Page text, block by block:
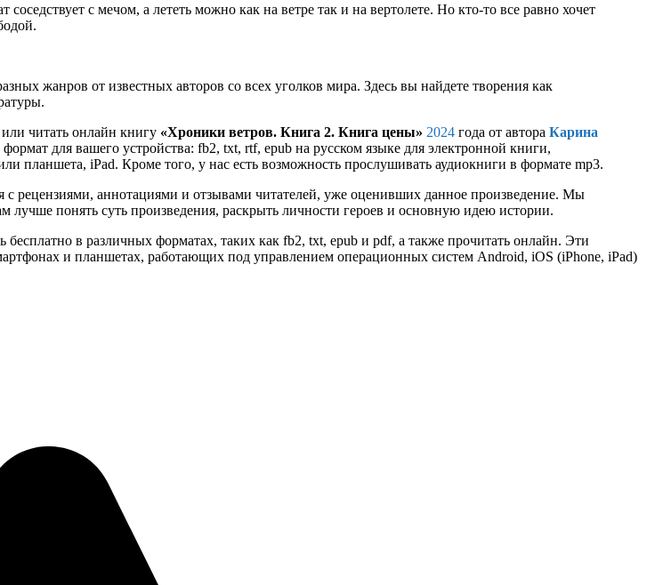
с мечом, а лететь можно как на ветре так и на вертолете. Но кто-то все равно хочет
жанров от известных авторов со всех уголков мира. Здесь вы найдете творения как
читать онлайн книгу «Хроники ветров. Книга 2. Книга цены» 2024 года от автора Карина
для вашего устройства: fb2, txt, rtf, epub на русском языке для электронной книги,
планшета, iPad. Кроме того, у нас есть возможность прослушивать аудиокниги в формате mp3.
рецензиями, аннотациями и отзывами читателей, уже оценивших данное произведение. Мы
понять суть произведения, раскрыть личности героев и основную идею истории.
бесплатно в различных форматах, таких как fb2, txt, epub и pdf, а также прочитать онлайн. Эти
и планшетах, работающих под управлением операционных систем Android, iOS (iPhone, iPad)